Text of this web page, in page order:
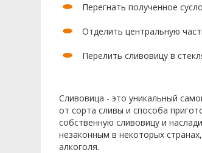
Перегнать полученное
Отделить центральную
Перелить сливовицу в
Сливовица - это уникальный
от сорта сливы и способа
собственную сливовицу и
незаконным в некоторых
алкоголя.